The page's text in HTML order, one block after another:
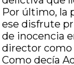
Por último, la
ese disfrute
de inocencia
director como
Como decía